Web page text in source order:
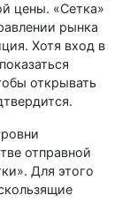
цены. «Сетка»
рынка
Хотя вход в
открывать
отправной
Для этого